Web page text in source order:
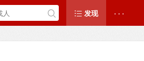
发现 · · ·